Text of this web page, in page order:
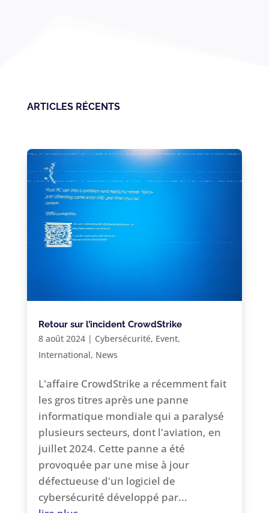
ARTICLES RÉCENTS
Retour sur l’incident CrowdStrike
8 août 2024| Cybersécurité, Event,
International, News
L'affaire CrowdStrike a récemment fait
les gros titres après une panne
informatique mondiale qui a paralysé
plusieurs secteurs, dont l'aviation, en
juillet 2024. Cette panne a été
provoquée par une mise à jour
défectueuse d'un logiciel de
cybersécurité développé par...